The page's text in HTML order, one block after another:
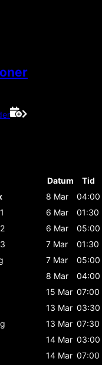
Datum
Tid
8 Mar
04:00
6 Mar
01:30
6 Mar
05:00
7 Mar
01:30
7 Mar
05:00
8 Mar
04:00
15 Mar 07:00
13 Mar 03:30
13 Mar 07:30
14 Mar 03:00
14 Mar 07:00